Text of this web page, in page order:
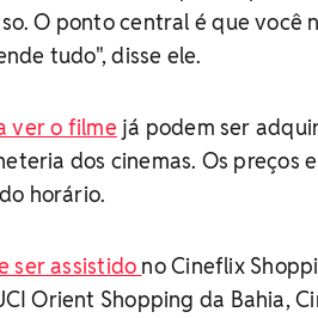
O ponto central é que você
tudo", disse ele.
ver o filme já podem ser
dos cinemas. Os preços
horário.
ser assistido no Cineflix
Orient Shopping da Bahia,